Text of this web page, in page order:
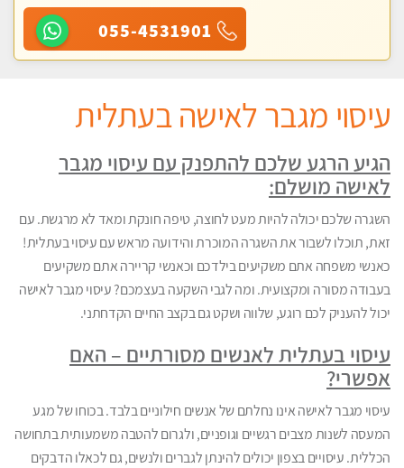
055-4531901
עיסוי מגבר לאישה בעתלית
הגיע הרגע שלכם להתפנק עם עיסוי מגבר
לאישה מושלם:
השגרה שלכם יכולה להיות מעט לחוצה, טיפה חונקת ומאד לא מרגשת. עם
זאת, תוכלו לשבור את השגרה המוכרת והידועה מראש עם עיסוי בעתלית!
כאנשי משפחה אתם משקיעים בילדכם וכאנשי קריירה אתם משקיעים
בעבודה מסורה ומקצועית. ומה לגבי השקעה בעצמכם? עיסוי מגבר לאישה
יכול להעניק לכם רוגע, שלווה ושקט גם בקצב החיים הקדחתני.
עיסוי בעתלית לאנשים מסורתיים – האם
אפשרי?
עיסוי מגבר לאישה אינו נחלתם של אנשים חילוניים בלבד. בכוחו של מגע
המעסה לשנות מצבים רגשיים וגופניים, ולגרום להטבה משמעותית בתחושה
הכללית. עיסויים בצפון יכולים להינתן לגברים ולנשים, גם לכאלו הדבקים